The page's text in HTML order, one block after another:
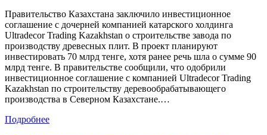
Правительство Казахстана заключило инвестиционное
соглашение с дочерней компанией катарского холдинга
Ultradecor Trading Kazakhstan о строительстве завода по
производству древесных плит. В проект планируют
инвестировать 70 млрд тенге, хотя ранее речь шла о сумме 90
млрд тенге. В правительстве сообщили, что одобрили
инвестиционное соглашение с компанией Ultradecor Trading
Kazakhstan по строительству деревообрабатывающего
производства в Северном Казахстане.…
Подробнее